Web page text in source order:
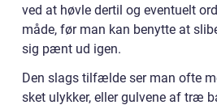
ved at høvle dertil og eventuelt
måde, før man kan benytte at
sig pænt ud igen.
Den slags tilfælde ser man ofte
sket ulykker, eller gulvene af træ